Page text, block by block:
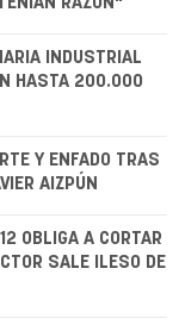
INDUSTRIAL
HASTA 200.000
Y ENFADO TRAS
AIZPÚN
OBLIGA A CORTAR
SALE ILESO DE